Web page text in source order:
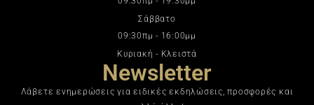
Σάββατο
09:30πμ - 16:00μμ
Κυριακή - Κλειστά
Newsletter
Λάβετε ενημερώσεις για ειδικές εκδηλώσεις, προσφορές και